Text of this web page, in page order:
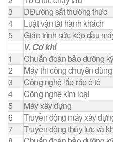
3
DĐường sắt thường thức
4
Luật vận tải hành khách
5
Giáo trình sức kéo đầu
V. Cơ khí
1
Chuẩn đoán bảo dưỡng
2
Máy thi công chuyên dùng
3
Công nghệ lắp ráp ô tô
4
Công nghệ kim loại
5
Máy xây dựng
6
Truyền động máy xây
7
Truyền động thủy lực và